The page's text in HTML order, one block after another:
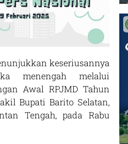
keseriusannya
menengah melalui
Awal RPJMD Tahun
Bupati Barito Selatan,
Tengah, pada Rabu